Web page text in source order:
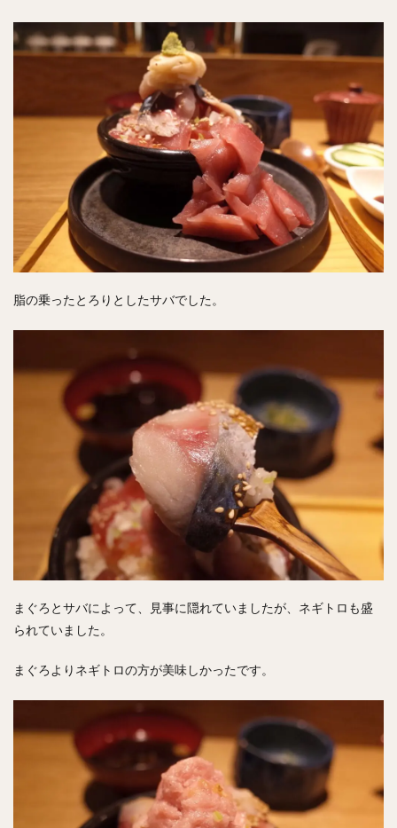
脂の乗ったとろりとしたサバでした。
まぐろとサバによって、見事に隠れていましたが、ネギトロも盛
られていました。
まぐろよりネギトロの方が美味しかったです。